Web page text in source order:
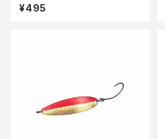
リーンフィニッシュ
¥495